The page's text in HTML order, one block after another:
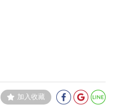
加入收藏